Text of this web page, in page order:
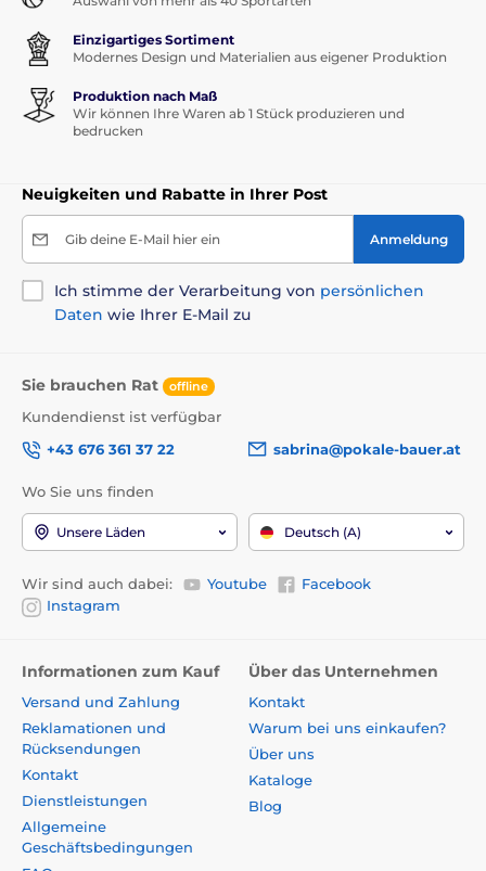
Einzigartiges Sortiment
Modernes Design und Materialien aus eigener Produktion
Produktion nach Maß
Wir können Ihre Waren ab 1 Stück produzieren und
bedrucken
Neuigkeiten und Rabatte in Ihrer Post
Gib deine E-Mail hier ein Anmeldung
Ich stimme der Verarbeitung von persönlichen
Daten wie Ihrer E-Mail zu
Sie brauchen Rat offline
Kundendienst ist verfügbar
+43 676 361 37 22
sabrina@pokale-bauer.at
Wo Sie uns finden
Unsere Läden Deutsch (A)
Wir sind auch dabei: Youtube
Facebook
Instagram
Informationen zum Kauf
Versand und Zahlung
Reklamationen und
Rücksendungen
Kontakt
Dienstleistungen
Allgemeine
Geschäftsbedingungen
Über das Unternehmen
Kontakt
Warum bei uns einkaufen?
Über uns
Kataloge
Blog